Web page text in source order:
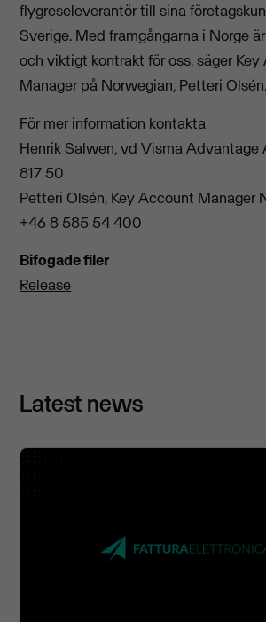
flygreseleverantör till sina
Sverige. Med framgångarna i Norge
och viktigt kontrakt för oss, säger
Manager på Norwegian, Petteri Olsén.
För mer information kontakta
Henrik Salwen, vd Visma Advantage
817 50
Petteri Olsén, Key Account Manager
+46 8 585 54 400
Bifogade filer
Release
Latest news